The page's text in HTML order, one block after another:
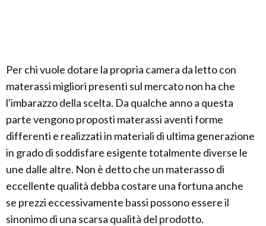
Per chi vuole dotare la propria camera da letto con
materassi migliori presenti sul mercato non ha che
l'imbarazzo della scelta. Da qualche anno a questa
parte vengono proposti materassi aventi forme
differenti e realizzati in materiali di ultima generazione
in grado di soddisfare esigente totalmente diverse le
une dalle altre. Non è detto che un materasso di
eccellente qualità debba costare una fortuna anche
se prezzi eccessivamente bassi possono essere il
sinonimo di una scarsa qualità del prodotto.